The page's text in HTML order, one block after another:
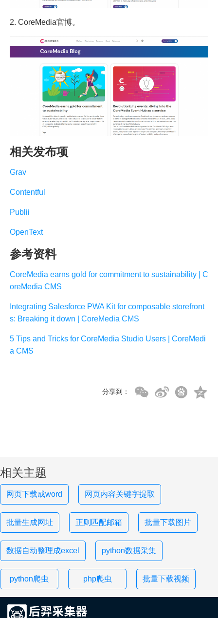
2. CoreMedia官博。
相关发布项
Grav
Contentful
Publii
OpenText
参考资料
CoreMedia earns gold for commitment to sustainability | C
oreMedia CMS
Integrating Salesforce PWA Kit for composable storefront
s: Breaking it down | CoreMedia CMS
5 Tips and Tricks for CoreMedia Studio Users | CoreMedi
a CMS
分享到：
相关主题
网页下载成word 网页内容关键字提取
批量生成网址 正则匹配邮箱 批量下载图片
数据自动整理成excel python数据采集
python爬虫 php爬虫 批量下载视频